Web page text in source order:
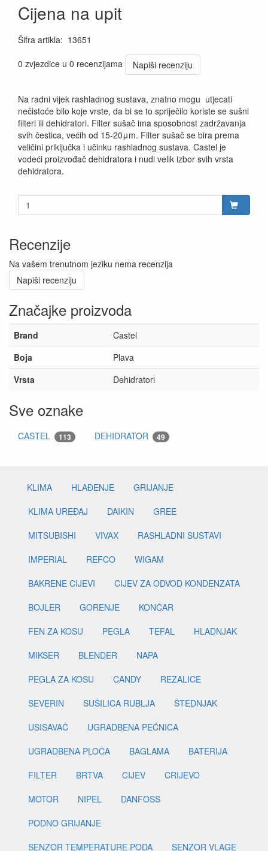
Cijena na upit
Šifra artikla: 13651
0 zvjezdice u 0 recenzijama
Napiši recenziju
Na radni vijek rashladnog sustava, znatno mogu utjecati
nečistoće bilo koje vrste, da bi se to spriječilo koriste se sušni
filteri ili dehidratori. Filter sušač ima sposobnost zadržavanja
svih čestica, većih od 15-20μm. Filter sušač se bira prema
veličini priključka i učinku rashladnog sustava. Castel je
vodeći proizvođač dehidratora i nudi velik izbor svih vrsta
dehidratora.
Recenzije
Na vašem trenutnom jeziku nema recenzija
Napiši recenziju
Značajke proizvoda
Brand
Castel
Boja
Plava
Vrsta
Dehidratori
Sve oznake
CASTEL 113 DEHIDRATOR 49
KLIMA HLAĐENJE
GRIJANJE
KLIMA UREĐAJ
DAIKIN
GREE
MITSUBISHI
VIVAX
RASHLADNI SUSTAVI
IMPERIAL
REFCO
WIGAM
BAKRENE CIJEVI
CIJEV ZA ODVOD KONDENZATA
BOJLER
GORENJE
KONČAR
FEN ZA KOSU
PEGLA TEFAL
HLADNJAK
MIKSER
BLENDER
NAPA
PEGLA ZA KOSU
CANDY
REZALICE
SEVERIN
SUŠILICA RUBLJA
ŠTEDNJAK
USISAVAČ
UGRADBENA PEĆNICA
UGRADBENA PLOČA
BAGLAMA
BATERIJA
FILTER
BRTVA CIJEV
CRIJEVO
MOTOR
NIPEL
DANFOSS
PODNO GRIJANJE
SENZOR TEMPERATURE PODA
SENZOR VLAGE